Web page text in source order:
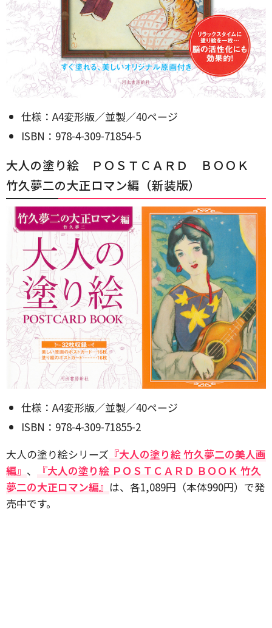
仕様：A4変形版／並製／40ページ
ISBN：978-4-309-71854-5
大人の塗り絵 ＰＯＳＴＣＡＲＤ ＢＯＯＫ
竹久夢二の大正ロマン編（新装版）
仕様：A4変形版／並製／40ページ
ISBN：978-4-309-71855-2
大人の塗り絵シリーズ 『大人の塗り絵 竹久夢二の美人画
編』 、
『大人の塗り絵 ＰＯＳＴＣＡＲＤ ＢＯＯＫ 竹久
夢二の大正ロマン編』 は、各1,089円（本体990円）で発
売中です。